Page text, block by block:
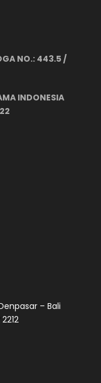
NO.: 443.5 /
INDONESIA
– Bali